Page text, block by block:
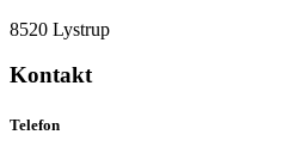
8520 Lystrup
Kontakt
Telefon